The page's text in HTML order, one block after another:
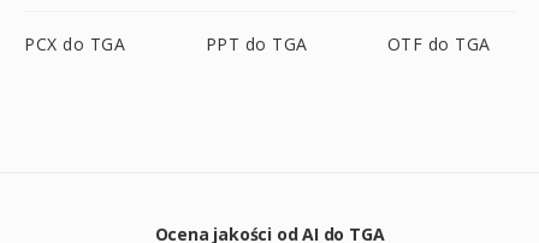
PCX do TGA PPT do TGA OTF do TGA
Ocena jakości od AI do TGA